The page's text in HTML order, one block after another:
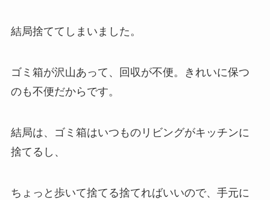
結局捨ててしまいました。
ゴミ箱が沢山あって、回収が不便。きれいに保つ
のも不便だからです。
結局は、ゴミ箱はいつものリビングがキッチンに
捨てるし、
ちょっと歩いて捨てる捨てればいいので、手元に